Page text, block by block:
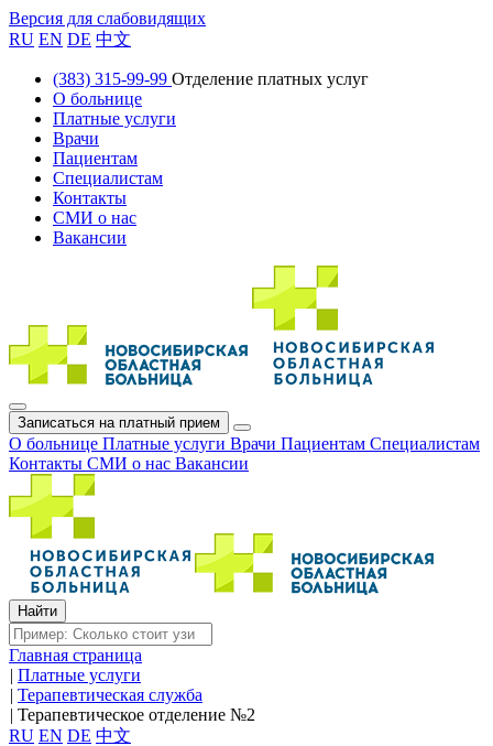
Версия для слабовидящих
RU EN DE 中文
(383) 315-99-99 Отделение платных услуг
О больнице
Платные услуги
Врачи
Пациентам
Специалистам
Контакты
СМИ о нас
Вакансии
Записаться на платный прием
О больнице Платные услуги Врачи Пациентам Специалистам
Контакты СМИ о нас Вакансии
Главная страница
| Платные услуги
| Терапевтическая служба
| Терапевтическое отделение №2
RU EN DE 中文